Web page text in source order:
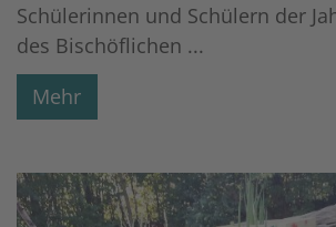
Schülerinnen und Schülern der
des Bischöflichen ...
Mehr